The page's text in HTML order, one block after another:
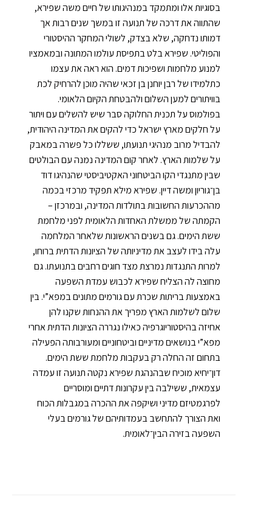
בסוגיות אלו ומתמקד במנהיגותו של חיים משה שפירא,
שהתווה את דרכה של תנועה זו במשך שנים רבות אך
דמותו נדחקה, שלא בצדק, לשולי המחקר ההיסטורי
והפוליטי. שפירא בלט בתפיסת עולמו המתונה ובמאמציו
למנוע מלחמות ושפיכות דמים. הוא ראה את עצמו
כתלמידו של רבן יוחנן בן זכאי שהיה מוכן להרחיק לכת
בוויתורים למען השלום ולהבטחת הקיום הלאומי.
בפולמוס על תכנית החלוקה סבר שיש להשלים עם ויתור
על חלקים מארץ ישראל כדי להקים את המדינה היהודית,
להבדיל מרוב מנהיגי תנועתו, ששללו כל פשרה במאבק
על שלמות הארץ. לאחר קום המדינה נמנה עם הבולטים
שבין מתנגדי הקו הביטחוני האקטיביסטי שהנהיגו דוד
בן־גוריון ומשה דיין. שפירא מילא תפקיד מרכזי בכמה
מההכרעות החשובות בתולדות המדינה, ובמרכזן –
הקמתה של ממשלת האחדות הלאומית לפני מלחמת
ששת הימים. גם בשנים הראשונות שלאחר המלחמה
עלה בידו לעצב את מדיניותה של הציונות הדתית ברוחו,
למרות התנגדות נמרצת מצד חוגים רחבים בתנועתו. גם
מחוצה לה הצליח שפירא לכבוש עמדת השפעה
באמצעות בריתות שכרת עם גורמים מתונים במפא”י. בין
שלום לשלמות הארץ מפריך את ההנחות שקנו להן
אחיזה בהיסטוריוגרפיה כאילו נגררה הציונות הדתית אחרי
מפא”י בנושאים מדיניים וביטחוניים ומעורבותה הפעילה
בתחום זה החלה רק בעקבות מלחמת ששת הימים.
דון־יחיא מוכיח שבהנהגת שפירא נקטה תנועה זו עמדה
עצמאית, ששילבה בין עקרונות דתיים ומוסריים
לפרגמטיזם מדיני ושיקפה את ההכרה במגבלות הכוח
ואת הצורך להתחשב בעמדותיהם של גורמים בעלי
השפעה בזירה הבין־לאומית.